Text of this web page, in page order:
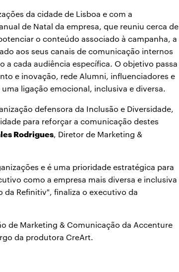
da cidade de Lisboa e com a
de Natal da empresa, que reuniu cerca de
o conteúdo associado à campanha, a
aos seus canais de comunicação internos
a cada audiência específica. O objetivo passa
e inovação, rede Alumni, influenciadores e
ligação emocional, inclusiva e diversa.
defensora da Inclusão e Diversidade,
para reforçar a comunicação destes
Rodrigues, Diretor de Marketing &
e é uma prioridade estratégica para
como a empresa mais diversa e inclusiva
Refinitiv", finaliza o executivo da
de Marketing & Comunicação da Accenture
da produtora CreArt.